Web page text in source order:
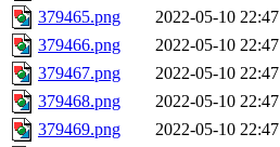
379465.png
2022-05-10 22:47
379466.png
2022-05-10 22:47
379467.png
2022-05-10 22:47
379468.png
2022-05-10 22:47
379469.png
2022-05-10 22:47